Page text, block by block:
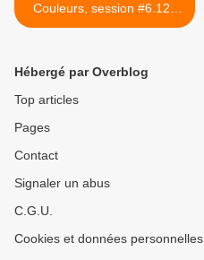
Couleurs, session #6.12 :
Multicolore
Hébergé par Overblog
Top articles
Pages
Contact
Signaler un abus
C.G.U.
Cookies et données personnelles